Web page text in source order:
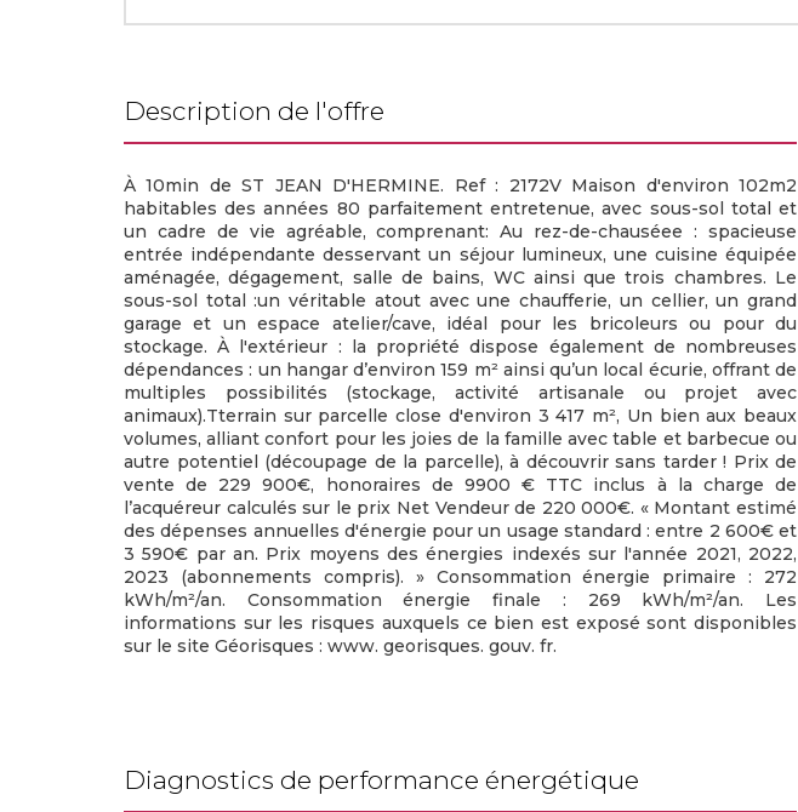
description de l'offre
À 10min de ST JEAN D'HERMINE. Ref : 2172V Maison d'environ 102m2
habitables des années 80 parfaitement entretenue, avec sous-sol total et
un cadre de vie agréable, comprenant: Au rez-de-chauséee : spacieuse
entrée indépendante desservant un séjour lumineux, une cuisine équipée
aménagée, dégagement, salle de bains, WC ainsi que trois chambres. Le
sous-sol total :un véritable atout avec une chaufferie, un cellier, un grand
garage et un espace atelier/cave, idéal pour les bricoleurs ou pour du
stockage. À l'extérieur : la propriété dispose également de nombreuses
dépendances : un hangar d’environ 159 m² ainsi qu’un local écurie, offrant de
multiples possibilités (stockage, activité artisanale ou projet avec
animaux).Tterrain sur parcelle close d'environ 3 417 m², Un bien aux beaux
volumes, alliant confort pour les joies de la famille avec table et barbecue ou
autre potentiel (découpage de la parcelle), à découvrir sans tarder ! Prix de
vente de 229 900€, honoraires de 9900 € TTC inclus à la charge de
l’acquéreur calculés sur le prix Net Vendeur de 220 000€. « Montant estimé
des dépenses annuelles d'énergie pour un usage standard : entre 2 600€ et
3 590€ par an. Prix moyens des énergies indexés sur l'année 2021, 2022,
2023 (abonnements compris). » Consommation énergie primaire : 272
kWh/m²/an. Consommation énergie finale : 269 kWh/m²/an. Les
informations sur les risques auxquels ce bien est exposé sont disponibles
sur le site Géorisques : www. georisques. gouv. fr.
diagnostics de performance énergétique